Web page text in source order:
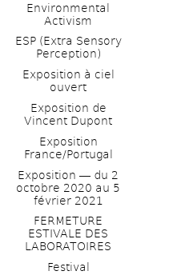
Environmental
Activism
ESP (Extra Sensory
Perception)
Exposition à ciel
ouvert
Exposition de
Vincent Dupont
Exposition
France/Portugal
Exposition ― du 2
octobre 2020 au 5
février 2021
FERMETURE
ESTIVALE DES
LABORATOIRES
Festival